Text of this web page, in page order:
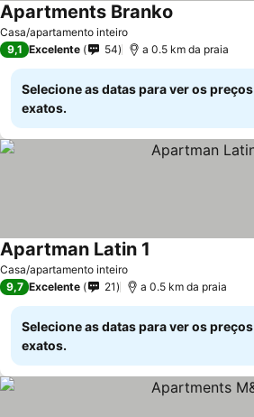
Casa/apartamento inteiro
Apartments Branko
9,1 Excelente 54 a 0.5 km da praia
Selecione as datas para ver os preços
exatos.
Casa/apartamento inteiro
Apartman Latin 1
9,7 Excelente 21 a 0.5 km da praia
Selecione as datas para ver os preços
exatos.